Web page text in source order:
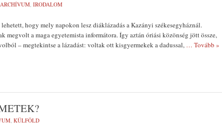
ARCHÍVUM, IRODALOM
hogy mely napokon lesz diáklázadás a Kazányi székesegyháznál.
megvolt a maga egyetemista informátora. Így aztán óriási közönség jött össze,
– megtekintse a lázadást: voltak ott kisgyermekek a dadussal, … Tovább »
, KÜLFÖLD